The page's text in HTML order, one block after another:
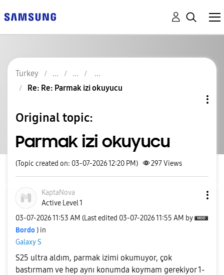
Turkey
Re: Re: Parmak izi okuyucu
Original topic:
Parmak izi okuyucu
(Topic created on: 03-07-2026 12:20 PM) 297Views
KaptaNova
Active Level 1
‎03-07-202611:53 AM (Last edited ‎03-07-202611:55 AM by
Bordo ) in
Galaxy S
S25 ultra aldım, parmak izimi okumuyor, çok
bastırmam ve hep aynı konumda koymam gerekiyor 1-